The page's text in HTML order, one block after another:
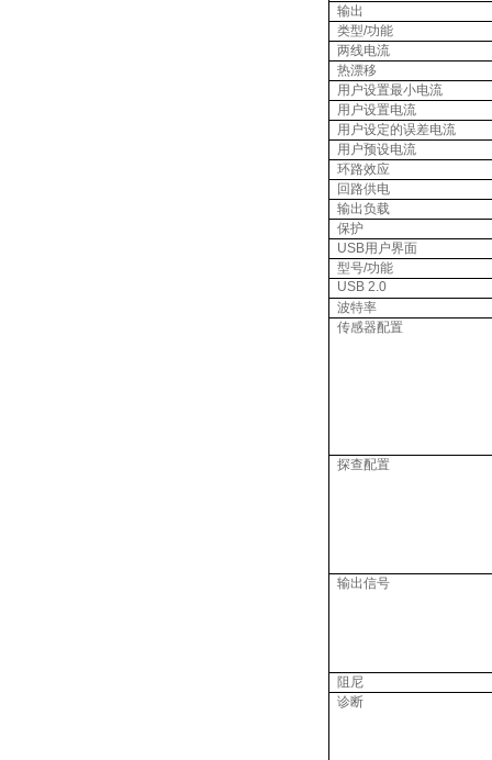
输出
类型/功能
两线电流
热漂移
用户设置最小电流
用户设置电流
用户设定的误差电流
用户预设电流
环路效应
回路供电
输出负载
保护
USB用户界面
型号/功能
USB 2.0
波特率
传感器配置
探查配置
输出信号
阻尼
诊断